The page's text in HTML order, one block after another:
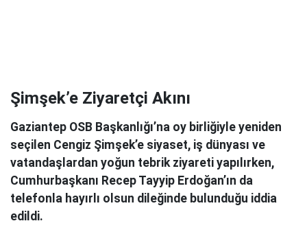
Şimşek’e Ziyaretçi Akını
Gaziantep OSB Başkanlığı’na oy birliğiyle yeniden
seçilen Cengiz Şimşek’e siyaset, iş dünyası ve
vatandaşlardan yoğun tebrik ziyareti yapılırken,
Cumhurbaşkanı Recep Tayyip Erdoğan’ın da
telefonla hayırlı olsun dileğinde bulunduğu iddia
edildi.